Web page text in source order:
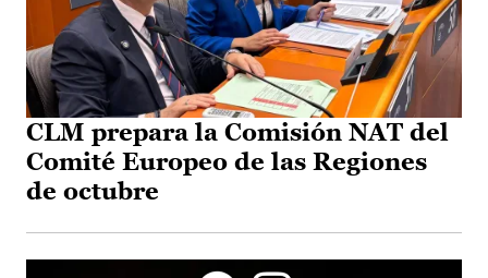
CLM prepara la Comisión NAT del
Comité Europeo de las Regiones
de octubre